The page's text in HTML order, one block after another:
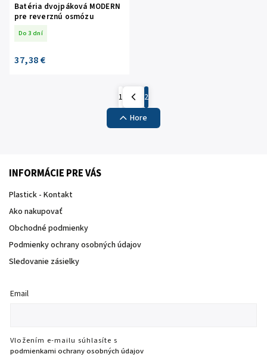
Batéria dvojpáková MODERN
pre reverznú osmózu
Do 3 dní
37,38 €
1
2
Hore
INFORMÁCIE PRE VÁS
Plastick - Kontakt
Ako nakupovať
Obchodné podmienky
Podmienky ochrany osobných údajov
Sledovanie zásielky
Email
Vložením e-mailu súhlasíte s
podmienkami ochrany osobných údajov